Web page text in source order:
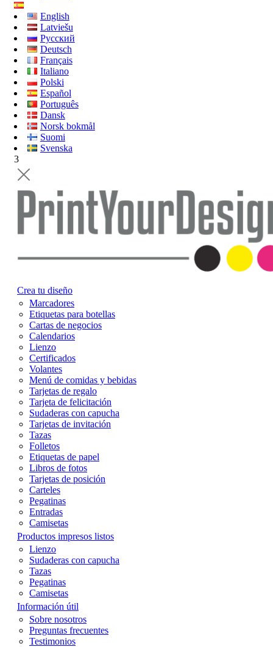
English
Latviešu
Русский
Deutsch
Français
Italiano
Polski
Español
Português
Dansk
Norsk bokmål
Suomi
Svenska
3
Crea tu diseño
Marcadores
Etiquetas para botellas
Cartas de negocios
Calendarios
Lienzo
Certificados
Volantes
Menú de comidas y bebidas
Tarjetas de regalo
Tarjeta de felicitación
Sudaderas con capucha
Tarjetas de invitación
Tazas
Folletos
Etiquetas de papel
Libros de fotos
Tarjetas de posición
Carteles
Pegatinas
Entradas
Camisetas
Productos impresos listos
Lienzo
Sudaderas con capucha
Tazas
Pegatinas
Camisetas
Información útil
Sobre nosotros
Preguntas frecuentes
Testimonios